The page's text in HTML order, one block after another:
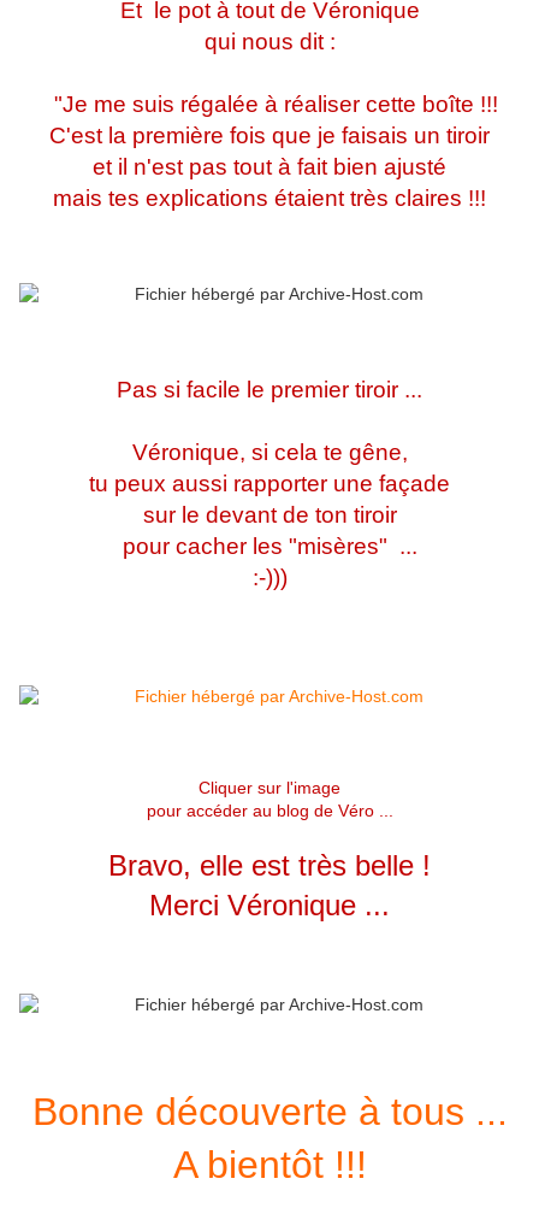
Et le pot à tout de Véronique
qui nous dit :
"Je me suis régalée à réaliser cette boîte !!!
C'est la première fois que je faisais un tiroir
et il n'est pas tout à fait bien ajusté
mais tes explications étaient très claires !!!
Pas si facile le premier tiroir ...
Véronique, si cela te gêne,
tu peux aussi rapporter une façade
sur le devant de ton tiroir
pour cacher les "misères" ...
:-)))
Cliquer sur l'image
pour accéder au blog de Véro ...
Bravo, elle est très belle !
Merci Véronique ...
Bonne découverte à tous ...
A bientôt !!!